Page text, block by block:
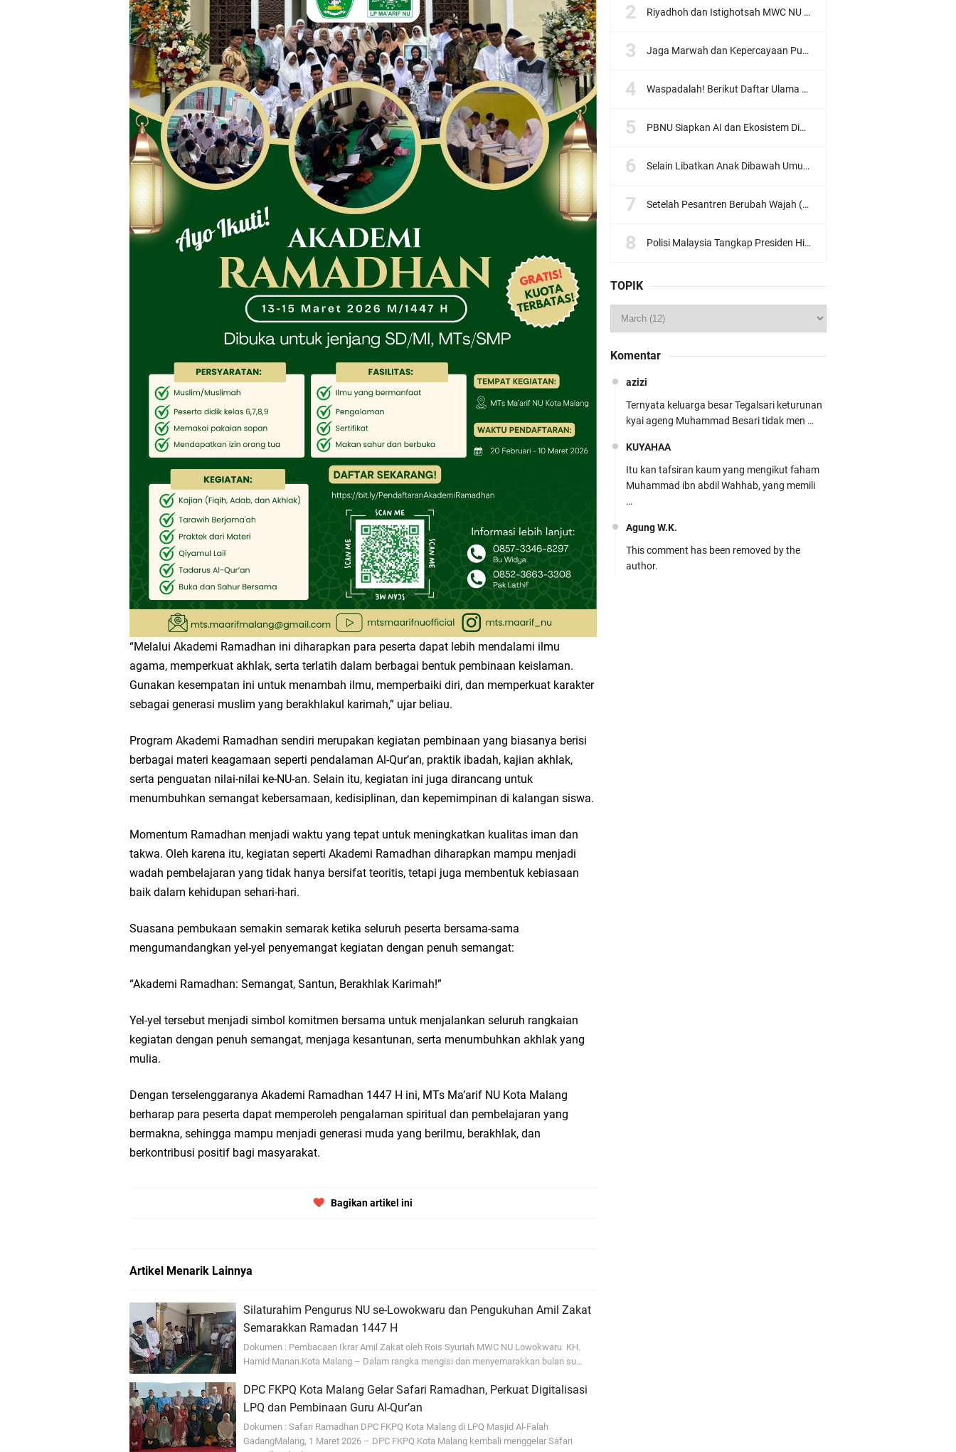
“Melalui Akademi Ramadhan ini diharapkan para peserta dapat lebih mendalami ilmu
agama, memperkuat akhlak, serta terlatih dalam berbagai bentuk pembinaan keislaman.
Gunakan kesempatan ini untuk menambah ilmu, memperbaiki diri, dan memperkuat karakter
sebagai generasi muslim yang berakhlakul karimah,” ujar beliau.
Program Akademi Ramadhan sendiri merupakan kegiatan pembinaan yang biasanya berisi
berbagai materi keagamaan seperti pendalaman Al-Qur’an, praktik ibadah, kajian akhlak,
serta penguatan nilai-nilai ke-NU-an. Selain itu, kegiatan ini juga dirancang untuk
menumbuhkan semangat kebersamaan, kedisiplinan, dan kepemimpinan di kalangan siswa.
Momentum Ramadhan menjadi waktu yang tepat untuk meningkatkan kualitas iman dan
takwa. Oleh karena itu, kegiatan seperti Akademi Ramadhan diharapkan mampu menjadi
wadah pembelajaran yang tidak hanya bersifat teoritis, tetapi juga membentuk kebiasaan
baik dalam kehidupan sehari-hari.
Suasana pembukaan semakin semarak ketika seluruh peserta bersama-sama
mengumandangkan yel-yel penyemangat kegiatan dengan penuh semangat:
“Akademi Ramadhan: Semangat, Santun, Berakhlak Karimah!”
Yel-yel tersebut menjadi simbol komitmen bersama untuk menjalankan seluruh rangkaian
kegiatan dengan penuh semangat, menjaga kesantunan, serta menumbuhkan akhlak yang
mulia.
Dengan terselenggaranya Akademi Ramadhan 1447 H ini, MTs Ma’arif NU Kota Malang
berharap para peserta dapat memperoleh pengalaman spiritual dan pembelajaran yang
bermakna, sehingga mampu menjadi generasi muda yang berilmu, berakhlak, dan
berkontribusi positif bagi masyarakat.
Bagikan artikel ini
Artikel Menarik Lainnya
Silaturahim Pengurus NU se-Lowokwaru dan Pengukuhan Amil Zakat
Semarakkan Ramadan 1447 H
Dokumen : Pembacaan Ikrar Amil Zakat oleh Rois Syuriah MWC NU Lowokwaru KH.
Hamid Manan.Kota Malang – Dalam rangka mengisi dan menyemarakkan bulan su…
DPC FKPQ Kota Malang Gelar Safari Ramadhan, Perkuat Digitalisasi
LPQ dan Pembinaan Guru Al-Qur’an
Dokumen : Safari Ramadhan DPC FKPQ Kota Malang di LPQ Masjid Al-Falah
GadangMalang, 1 Maret 2026 – DPC FKPQ Kota Malang kembali menggelar Safari
Riyadhoh dan Istighotsah MWC NU Lowokwaru: Menguatkan Doa, Menjalin Ukhuwah Menyambut Muktamar NU ke-35
Jaga Marwah dan Kepercayaan Publik, Ratusan Guru Ngaji Kota Malang Serukan Deklarasi Ramah Anak
Waspadalah! Berikut Daftar Ulama Wahabi di Seluruh Dunia dan Karya-karyanya
PBNU Siapkan AI dan Ekosistem Digital "Satu Ranah Digital untuk Ulama", Siap Diluncurkan dalam Waktu Dekat!
Selain Libatkan Anak Dibawah Umur, Aksi Ganyang Komunis Jadi Sorotan Karena Ada Narasi Halal Sembelih Orang
Setelah Pesantren Berubah Wajah (Dari NU Ke Wahabi)
Polisi Malaysia Tangkap Presiden Hizbut Tahrir Saat Konferensi Pers
TOPIK
Komentar
azizi
Ternyata keluarga besar Tegalsari keturunan
kyai ageng Muhammad Besari tidak men …
KUYAHAA
Itu kan tafsiran kaum yang mengikut faham
Muhammad ibn abdil Wahhab, yang memili
…
Agung W.K.
This comment has been removed by the
author.